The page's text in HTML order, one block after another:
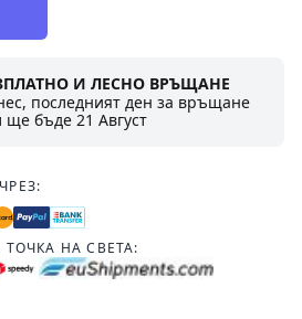
И ЛЕСНО ВРЪЩАНЕ
последният ден за връщане
ще бъде21 Август
НА СВЕТА: